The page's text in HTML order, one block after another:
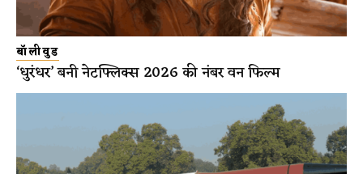
बॉलीवुड
‘धुरंधर’ बनी नेटफ्लिक्स 2026 की नंबर वन फिल्म